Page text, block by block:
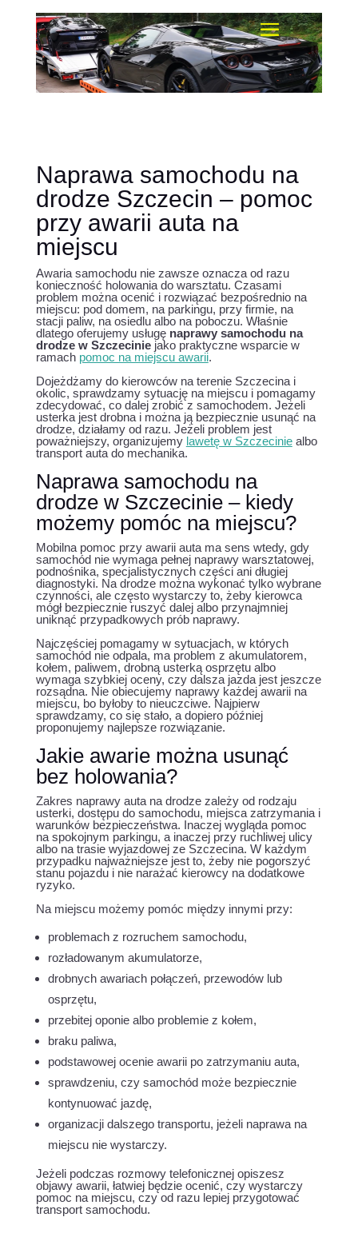
Naprawa samochodu na
drodze Szczecin – pomoc
przy awarii auta na
miejscu
Awaria samochodu nie zawsze oznacza od razu
konieczność holowania do warsztatu. Czasami
problem można ocenić i rozwiązać bezpośrednio na
miejscu: pod domem, na parkingu, przy firmie, na
stacji paliw, na osiedlu albo na poboczu. Właśnie
dlatego oferujemy usługę naprawy samochodu na
drodze w Szczeciniejako praktyczne wsparcie w
ramach pomoc na miejscu awarii.
Dojeżdżamy do kierowców na terenie Szczecina i
okolic, sprawdzamy sytuację na miejscu i pomagamy
zdecydować, co dalej zrobić z samochodem. Jeżeli
usterka jest drobna i można ją bezpiecznie usunąć na
drodze, działamy od razu. Jeżeli problem jest
poważniejszy, organizujemy lawetę w Szczeciniealbo
transport auta do mechanika.
Naprawa samochodu na
drodze w Szczecinie – kiedy
możemy pomóc na miejscu?
Mobilna pomoc przy awarii auta ma sens wtedy, gdy
samochód nie wymaga pełnej naprawy warsztatowej,
podnośnika, specjalistycznych części ani długiej
diagnostyki. Na drodze można wykonać tylko wybrane
czynności, ale często wystarczy to, żeby kierowca
mógł bezpiecznie ruszyć dalej albo przynajmniej
uniknąć przypadkowych prób naprawy.
Najczęściej pomagamy w sytuacjach, w których
samochód nie odpala, ma problem z akumulatorem,
kołem, paliwem, drobną usterką osprzętu albo
wymaga szybkiej oceny, czy dalsza jazda jest jeszcze
rozsądna. Nie obiecujemy naprawy każdej awarii na
miejscu, bo byłoby to nieuczciwe. Najpierw
sprawdzamy, co się stało, a dopiero później
proponujemy najlepsze rozwiązanie.
Jakie awarie można usunąć
bez holowania?
Zakres naprawy auta na drodze zależy od rodzaju
usterki, dostępu do samochodu, miejsca zatrzymania i
warunków bezpieczeństwa. Inaczej wygląda pomoc
na spokojnym parkingu, a inaczej przy ruchliwej ulicy
albo na trasie wyjazdowej ze Szczecina. W każdym
przypadku najważniejsze jest to, żeby nie pogorszyć
stanu pojazdu i nie narażać kierowcy na dodatkowe
ryzyko.
Na miejscu możemy pomóc między innymi przy:
problemach z rozruchem samochodu,
rozładowanym akumulatorze,
drobnych awariach połączeń, przewodów lub
osprzętu,
przebitej oponie albo problemie z kołem,
braku paliwa,
podstawowej ocenie awarii po zatrzymaniu auta,
sprawdzeniu, czy samochód może bezpiecznie
kontynuować jazdę,
organizacji dalszego transportu, jeżeli naprawa na
miejscu nie wystarczy.
Jeżeli podczas rozmowy telefonicznej opiszesz
objawy awarii, łatwiej będzie ocenić, czy wystarczy
pomoc na miejscu, czy od razu lepiej przygotować
transport samochodu.